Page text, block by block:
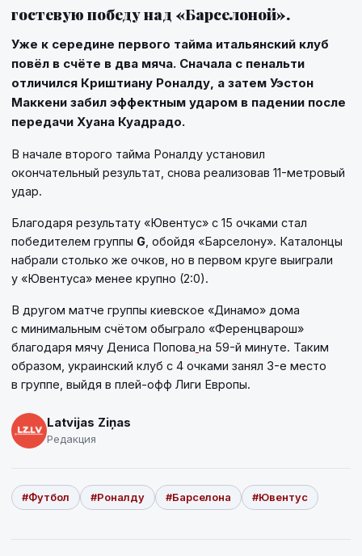
гостевую победу над «Барселоной».
Уже к середине первого тайма итальянский клуб
повёл в счёте в два мяча. Сначала с пенальти
отличился Криштиану Роналду, а затем Уэстон
Маккени забил эффектным ударом в падении после
передачи Хуана Куадрадо.
В начале второго тайма Роналду установил
окончательный результат, снова реализовав 11-метровый
удар.
Благодаря результату «Ювентус» с 15 очками стал
победителем группы G , обойдя «Барселону». Каталонцы
набрали столько же очков, но в первом круге выиграли
у «Ювентуса» менее крупно (2:0).
В другом матче группы киевское «Динамо» дома
с минимальным счётом обыграло «Ференцварош»
благодаря мячу Дениса Попова на 59-й минуте. Таким
образом, украинский клуб с 4 очками занял 3-е место
в группе, выйдя в плей-офф Лиги Европы.
Latvijas Ziņas
Редакция
#Футбол #Роналду #Барселона #Ювентус